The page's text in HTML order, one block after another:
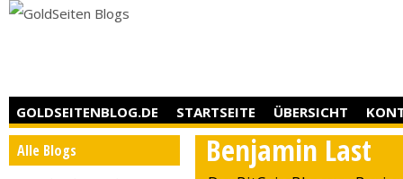
GOLDSEITENBLOG.DE STARTSEITE ÜBERSICHT
Alle Blogs Benjamin Last